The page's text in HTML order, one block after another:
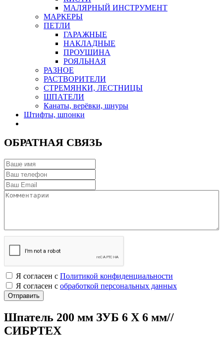
МАЛЯРНЫЙ ИНСТРУМЕНТ
МАРКЕРЫ
ПЕТЛИ
ГАРАЖНЫЕ
НАКЛАДНЫЕ
ПРОУШИНА
РОЯЛЬНАЯ
РАЗНОЕ
РАСТВОРИТЕЛИ
СТРЕМЯНКИ, ЛЕСТНИЦЫ
ШПАТЕЛИ
Канаты, верёвки, шнуры
Штифты, шпонки
ОБРАТНАЯ СВЯЗЬ
Я согласен с Политикой конфиденциальности
Я согласен с обработкой персональных данных
Шпатель 200 мм ЗУБ 6 Х 6 мм//
СИБРТЕХ